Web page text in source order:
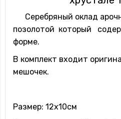
Серебряный оклад
позолотой который
форме.
В комплект входит
мешочек.
Размер: 12х10см